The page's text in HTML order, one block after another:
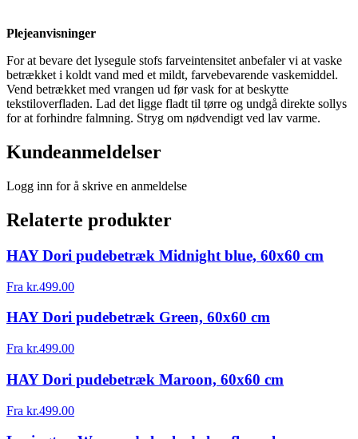
Plejeanvisninger
For at bevare det lysegule stofs farveintensitet anbefaler vi at vaske
betrækket i koldt vand med et mildt, farvebevarende vaskemiddel.
Vend betrækket med vrangen ud før vask for at beskytte
tekstiloverfladen. Lad det ligge fladt til tørre og undgå direkte sollys
for at forhindre falmning. Stryg om nødvendigt ved lav varme.
Kundeanmeldelser
Logg inn for å skrive en anmeldelse
Relaterte produkter
HAY Dori pudebetræk Midnight blue, 60x60 cm
Fra kr.499.00
HAY Dori pudebetræk Green, 60x60 cm
Fra kr.499.00
HAY Dori pudebetræk Maroon, 60x60 cm
Fra kr.499.00